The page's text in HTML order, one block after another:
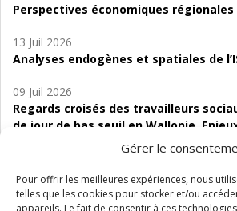
Gérer le
Pour offrir les meilleures expériences, nous
telles que les cookies pour stocker et/ou
appareils. Le fait de consentir à ces
Perspectives économiques régionales
13 Juil 2026
Analyses endogènes et spatiales de
09 Juil 2026
Regards croisés des travailleurs
de jour de bas seuil en Wallonie.
06 Juil 2026
Étude d’évaluabilité des Structures